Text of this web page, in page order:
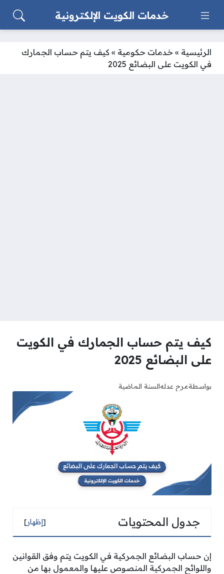
خدمات الكويت الإلكترونية
الرئيسية » خدمات حكومية » كيف يتم حساب الجمارك
في الكويت على البضائع 2025
كيف يتم حساب الجمارك في الكويت
على البضائع 2025
بواسطةمرح عدلهالسنة الماضية
جدول المحتويات [إظهار]
إن حساب البضائع الجمركية في الكويت يتم وفق القوانين
واللوائح الجمركية المنصوص عليها والمعمول بها من